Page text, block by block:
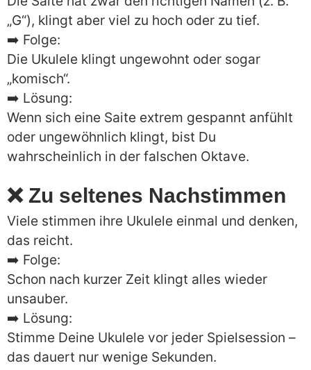
„G“), klingt aber viel zu hoch oder zu tief.
➡️ Folge:
Die Ukulele klingt ungewohnt oder sogar
„komisch“.
➡️ Lösung:
Wenn sich eine Saite extrem gespannt anfühlt
oder ungewöhnlich klingt, bist Du
wahrscheinlich in der falschen Oktave.
❌ Zu seltenes Nachstimmen
Viele stimmen ihre Ukulele einmal und denken,
das reicht.
➡️ Folge:
Schon nach kurzer Zeit klingt alles wieder
unsauber.
➡️ Lösung:
Stimme Deine Ukulele vor jeder Spielsession –
das dauert nur wenige Sekunden.